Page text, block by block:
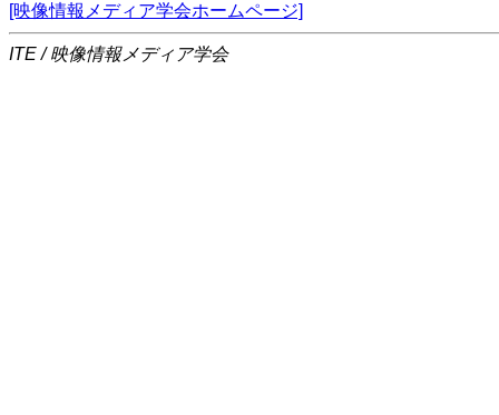
[映像情報メディア学会ホームページ]
ITE / 映像情報メディア学会